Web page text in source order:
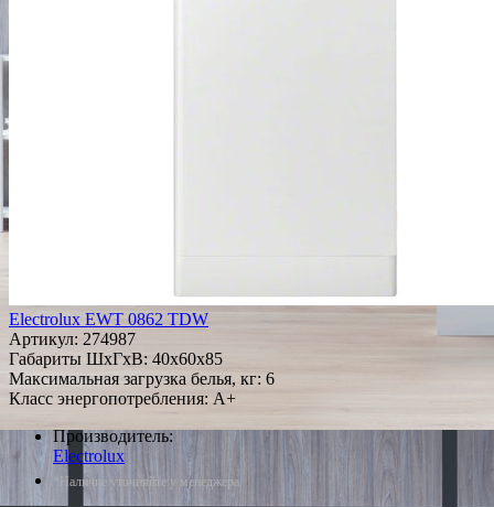
Electrolux EWT 0862 TDW
Артикул: 274987
Габариты ШxГxВ: 40x60x85
Максимальная загрузка белья, кг: 6
Класс энергопотребления: A+
Производитель:
Electrolux
*Наличие уточняйте у менеджера